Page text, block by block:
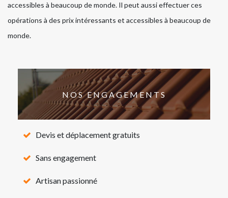
accessibles à beaucoup de monde. Il peut aussi effectuer ces
opérations à des prix intéressants et accessibles à beaucoup de
monde.
NOS ENGAGEMENTS
Devis et déplacement gratuits
Sans engagement
Artisan passionné